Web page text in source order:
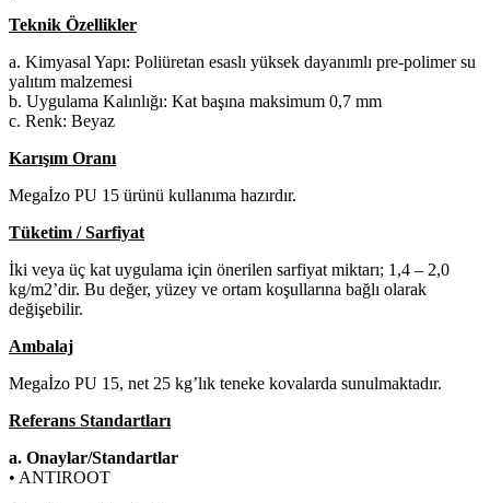
Teknik Özellikler
a. Kimyasal Yapı: Poliüretan esaslı yüksek dayanımlı pre-polimer su
yalıtım malzemesi
b. Uygulama Kalınlığı: Kat başına maksimum 0,7 mm
c. Renk: Beyaz
Karışım Oranı
Megaİzo PU 15 ürünü kullanıma hazırdır.
Tüketim / Sarfiyat
İki veya üç kat uygulama için önerilen sarfiyat miktarı; 1,4 – 2,0
kg/m2’dir. Bu değer, yüzey ve ortam koşullarına bağlı olarak
değişebilir.
Ambalaj
Megaİzo PU 15, net 25 kg’lık teneke kovalarda sunulmaktadır.
Referans Standartları
a. Onaylar/Standartlar
• ANTIROOT